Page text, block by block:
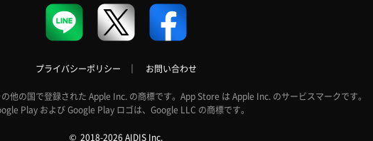
プライバシーポリシー ｜ お問い合わせ
他の国で登録された Apple Inc. の商標です。App Store は Apple Inc. のサービスマークです。
Play および Google Play ロゴは、Google LLC の商標です。
2018-2026 AIDIS Inc.